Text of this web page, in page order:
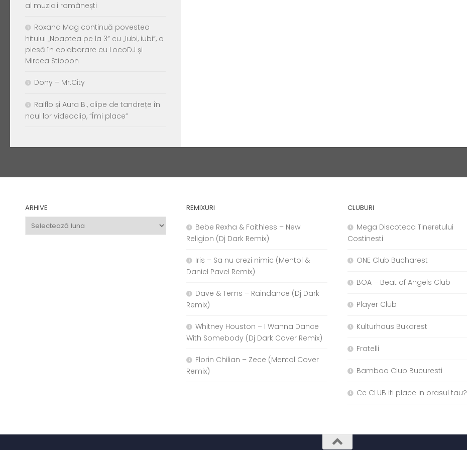
al muzicii românești
Roxana Mag continuă povestea
hitului „Noaptea pe la 3” cu „Iubi, iubi”, o
piesă în colaborare cu LocoDJ și
Mircea Stiopon
Dony – Mr.City
Ralflo și Aura B., clipe de tandrețe în
noul lor videoclip, “Îmi place”
ARHIVE
Arhive
REMIXURI
Bebe Rexha & Faithless – New
Religion (Dj Dark Remix)
Iris – Sa nu crezi nimic (Mentol &
Daniel Pavel Remix)
Dave & Tems – Raindance (Dj Dark
Remix)
Whitney Houston – I Wanna Dance
With Somebody (Dj Dark Cover Remix)
Florin Chilian – Zece (Mentol Cover
Remix)
CLUBURI
Mega Discoteca Tineretului
Costinesti
ONE Club Bucharest
BOA – Beat of Angels Club
Player Club
Kulturhaus Bukarest
Fratelli
Bamboo Club Bucuresti
Ce CLUB iti place in orasul tau?